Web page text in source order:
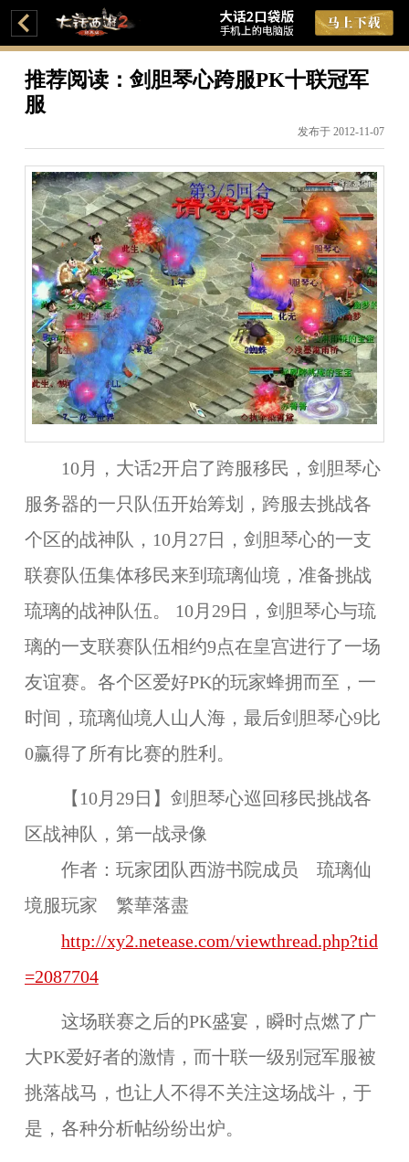
推荐阅读：剑胆琴心跨服PK十联冠军
服
发布于 2012-11-07
10月，大话2开启了跨服移民，剑胆琴心
服务器的一只队伍开始筹划，跨服去挑战各
个区的战神队，10月27日，剑胆琴心的一支
联赛队伍集体移民来到琉璃仙境，准备挑战
琉璃的战神队伍。 10月29日，剑胆琴心与琉
璃的一支联赛队伍相约9点在皇宫进行了一场
友谊赛。各个区爱好PK的玩家蜂拥而至，一
时间，琉璃仙境人山人海，最后剑胆琴心9比
0赢得了所有比赛的胜利。
【10月29日】剑胆琴心巡回移民挑战各
区战神队，第一战录像
作者：玩家团队西游书院成员 琉璃仙
境服玩家 繁華落盡
http://xy2.netease.com/viewthread.php?tid
=2087704
这场联赛之后的PK盛宴，瞬时点燃了广
大PK爱好者的激情，而十联一级别冠军服被
挑落战马，也让人不得不关注这场战斗，于
是，各种分析帖纷纷出炉。